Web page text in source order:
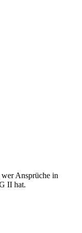
Ansprüche in
II hat.